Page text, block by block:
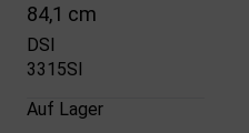
84,1 cm
DSI
3315SI
Auf Lager